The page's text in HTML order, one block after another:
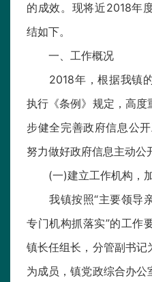
的成效。现将近2018年
结如下。
一、工作概况
2018年，根据我镇的
执行《条例》规定，高度
步健全完善政府信息公
努力做好政府信息主动公
(一)建立工作机构，加
我镇按照“主要领导亲
专门机构抓落实”的工作
镇长任组长，分管副书记
为成员，镇党政综合办